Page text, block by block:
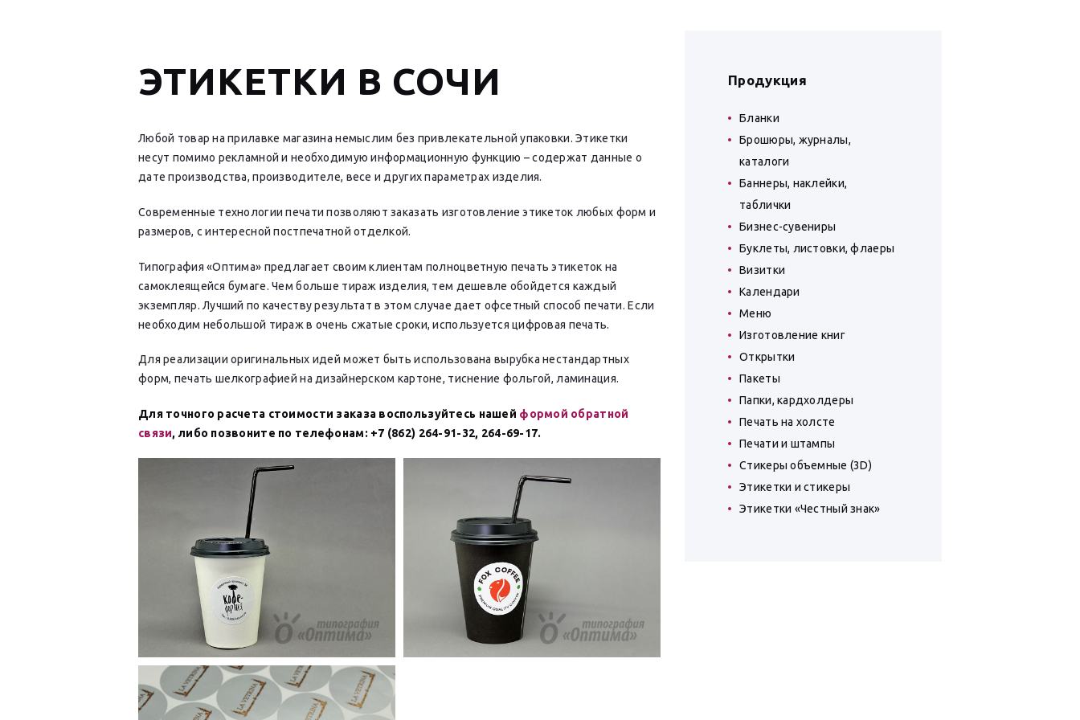
ЭТИКЕТКИ В СОЧИ
Любой товар на прилавке магазина немыслим без привлекательной упаковки. Этикетки
несут помимо рекламной и необходимую информационную функцию – содержат данные о
дате производства, производителе, весе и других параметрах изделия.
Современные технологии печати позволяют заказать изготовление этикеток любых форм и
размеров, с интересной постпечатной отделкой.
Типография «Оптима» предлагает своим клиентам полноцветную печать этикеток на
самоклеящейся бумаге. Чем больше тираж изделия, тем дешевле обойдется каждый
экземпляр. Лучший по качеству результат в этом случае дает офсетный способ печати. Если
необходим небольшой тираж в очень сжатые сроки, используется цифровая печать.
Для реализации оригинальных идей может быть использована вырубка нестандартных
форм, печать шелкографией на дизайнерском картоне, тиснение фольгой, ламинация.
Для точного расчета стоимости заказа воспользуйтесь нашей формой обратной
связи, либо позвоните по телефонам: +7 (862) 264-91-32, 264-69-17.
Продукция
Бланки
Брошюры, журналы,
каталоги
Баннеры, наклейки,
таблички
Бизнес-сувениры
Буклеты, листовки, флаеры
Визитки
Календари
Меню
Изготовление книг
Открытки
Пакеты
Папки, кардхолдеры
Печать на холсте
Печати и штампы
Стикеры объемные (3D)
Этикетки и стикеры
Этикетки «Честный знак»